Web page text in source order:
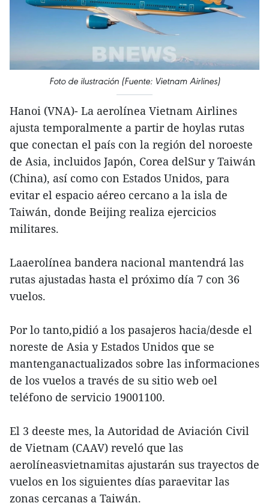
Foto de ilustración (Fuente: Vietnam Airlines)
Hanoi (VNA)- La aerolínea Vietnam Airlines
ajusta temporalmente a partir de hoylas rutas
que conectan el país con la región del noroeste
de Asia, incluidos Japón, Corea delSur y Taiwán
(China), así como con Estados Unidos, para
evitar el espacio aéreo cercano a la isla de
Taiwán, donde Beijing realiza ejercicios
militares.
Laaerolínea bandera nacional mantendrá las
rutas ajustadas hasta el próximo día 7 con 36
vuelos.
Por lo tanto,pidió a los pasajeros hacia/desde el
noreste de Asia y Estados Unidos que se
mantenganactualizados sobre las informaciones
de los vuelos a través de su sitio web oel
teléfono de servicio 19001100.
El 3 deeste mes, la Autoridad de Aviación Civil
de Vietnam (CAAV) reveló que las
aerolíneasvietnamitas ajustarán sus trayectos de
vuelos en los siguientes días paraevitar las
zonas cercanas a Taiwán.